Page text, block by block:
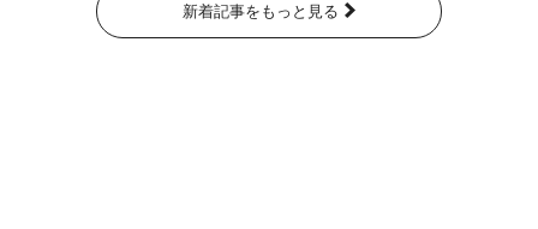
新着記事をもっと見る